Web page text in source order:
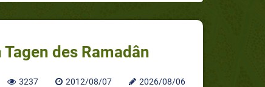
des Ramadân
3237 2012/08/07 2026/08/06